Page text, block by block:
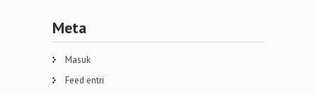
Meta
Masuk
Feed entri